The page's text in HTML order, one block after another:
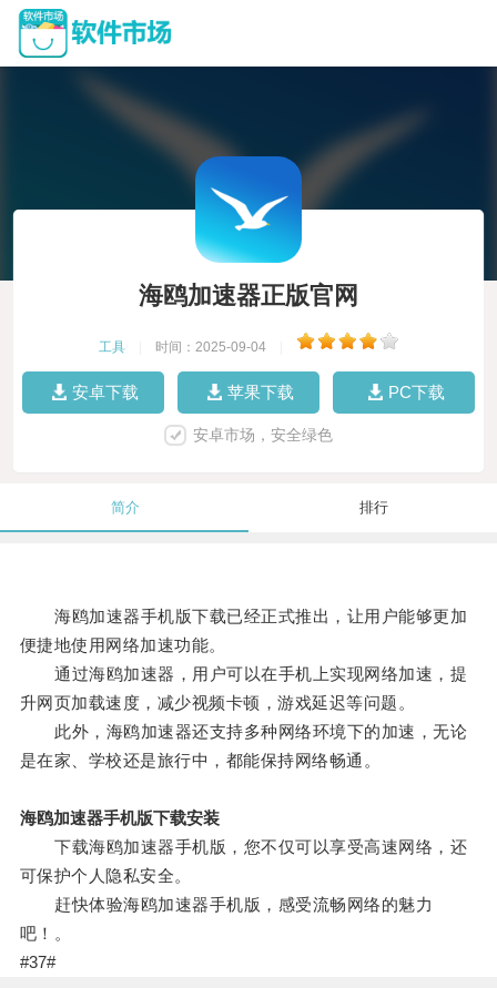
海鸥加速器正版官网
工具 时间：2025-09-04
安卓下载 苹果下载 PC下载
安卓市场，安全绿色
简介 排行
海鸥加速器手机版下载已经正式推出，让用户能够更加
便捷地使用网络加速功能。
通过海鸥加速器，用户可以在手机上实现网络加速，提
升网页加载速度，减少视频卡顿，游戏延迟等问题。
此外，海鸥加速器还支持多种网络环境下的加速，无论
是在家、学校还是旅行中，都能保持网络畅通。
海鸥加速器手机版下载安装
下载海鸥加速器手机版，您不仅可以享受高速网络，还
可保护个人隐私安全。
赶快体验海鸥加速器手机版，感受流畅网络的魅力
吧！。
#37#